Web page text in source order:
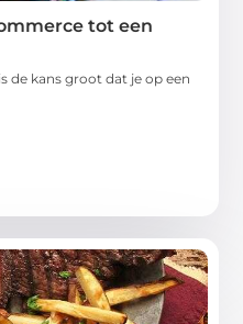
tot een
de kans groot dat je op een